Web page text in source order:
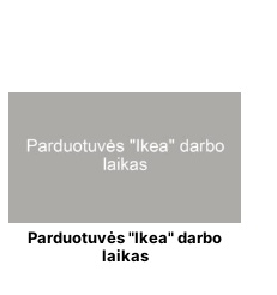
Parduotuvės "Ikea" darbo
laikas